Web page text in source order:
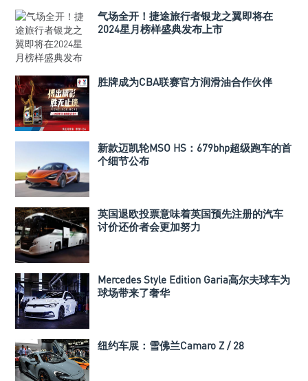
气场全开！捷途旅行者银龙之翼即将在
2024星月榜样盛典发布上市
胜牌成为CBA联赛官方润滑油合作伙伴
新款迈凯轮MSO HS：679bhp超级跑车的首
个细节公布
英国退欧投票意味着英国预先注册的汽车
讨价还价者会更加努力
Mercedes Style Edition Garia高尔夫球车为
球场带来了奢华
纽约车展：雪佛兰Camaro Z / 28